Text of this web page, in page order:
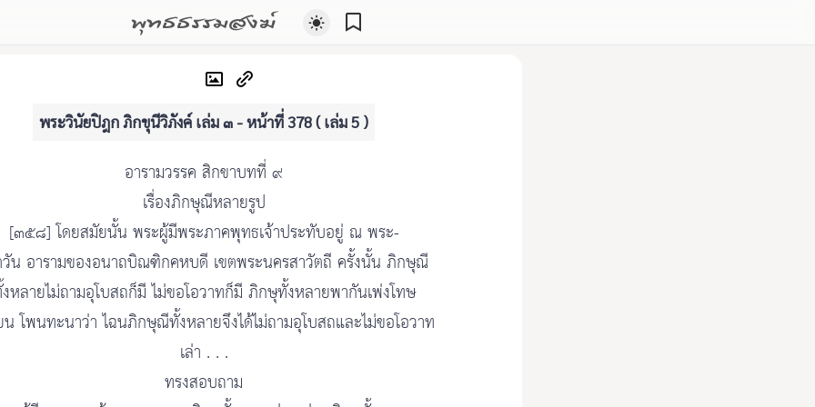
พุทธธรรมสงฆ์
พระวินัยปิฎก ภิกขุนีวิภังค์ เล่ม ๓ - หน้าที่ 378 ( เล่ม 5 )
อารามวรรค สิกขาบทที่ ๙
เรื่องภิกษุณีหลายรูป
[๓๕๘] โดยสมัยนั้น พระผู้มีพระภาคพุทธเจ้าประทับอยู่ ณ พระ-
วัน อารามของอนาถบิณฑิกคหบดี เขตพระนครสาวัตถี ครั้งนั้น ภิกษุณี
หลายไม่ถามอุโบสถก็มี ไม่ขอโอวาทก็มี ภิกษุทั้งหลายพากันเพ่งโทษ
น โพนทะนาว่า ไฉนภิกษุณีทั้งหลายจึงได้ไม่ถามอุโบสถและไม่ขอโอวาท
เล่า . . .
ทรงสอบถาม